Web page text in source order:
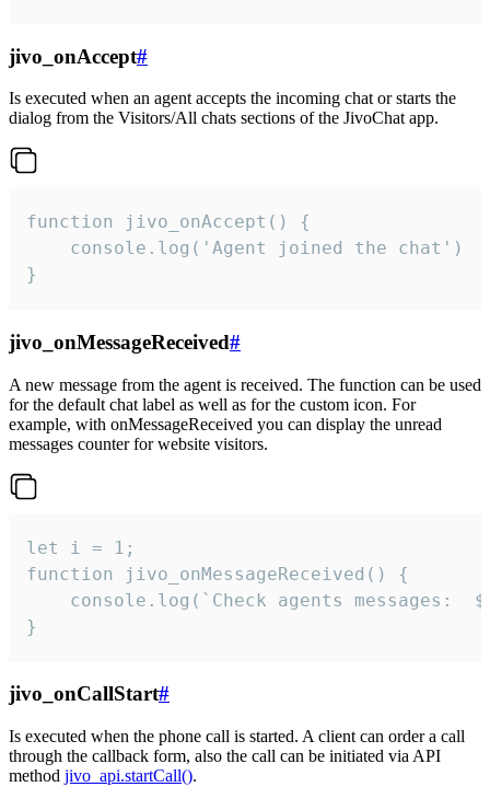
jivo_onAccept#
Is executed when an agent accepts the incoming chat or starts the
dialog from the Visitors/All chats sections of the JivoChat app.
function jivo_onAccept() {
}
jivo_onMessageReceived#
A new message from the agent is received. The function can be used
for the default chat label as well as for the custom icon. For
example, with onMessageReceived you can display the unread
messages counter for website visitors.
let i = 1;
function jivo_onMessageReceived() {
}
jivo_onCallStart#
Is executed when the phone call is started. A client can order a call
through the callback form, also the call can be initiated via API
method jivo_api.startCall().